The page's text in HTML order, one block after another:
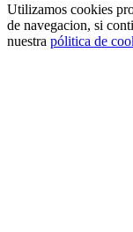
Utilizamos cookies
de navegacion, si
nuestra pólitica de